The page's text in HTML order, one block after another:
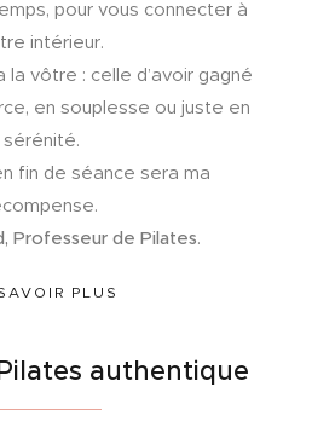
pour vous connecter à
intérieur.
la vôtre : celle d’avoir gagné
en souplesse ou juste en
sérénité.
fin de séance sera ma
Professeur de Pilates.
PLUS
authentique